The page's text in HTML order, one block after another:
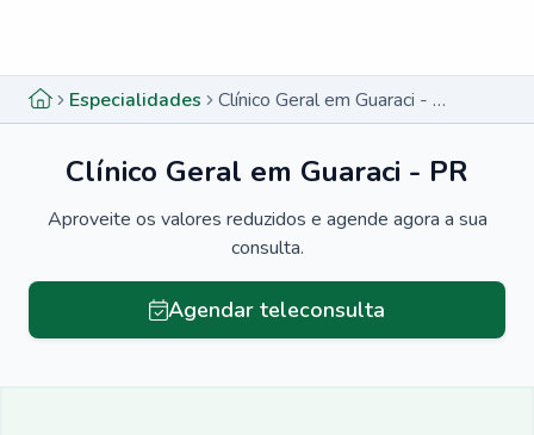
Especialidades Clínico Geral em Guaraci - PR
Clínico Geral em Guaraci - PR
Aproveite os valores reduzidos e agende agora a sua
consulta.
Agendar teleconsulta